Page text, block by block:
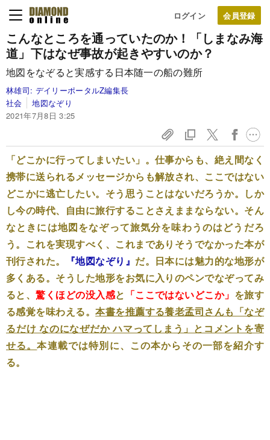
ログイン
こんなところを通っていたのか！
「しまなみ海
道」下はなぜ事故が起きやすいのか？
地図をなぞると実感する日本随一の船の難所
林雄司: デイリーポータルZ編集長
社会
地図なぞり
2021年7月8日 3:25
「どこかに行ってしまいたい」。仕事からも、絶え間なく
携帯に送られるメッセージからも解放され、ここではない
どこかに逃亡したい。そう思うことはないだろうか。しか
し今の時代、自由に旅行することさえままならない。そん
なときには地図をなぞって旅気分を味わうのはどうだろ
う。これを実現すべく、これまでありそうでなかった本が
刊行された。
『地図なぞり』 だ。日本には魅力的な地形が
多くある。そうした地形をお気に入りのペンでなぞってみ
ると、驚くほどの没入感と 「ここではないどこか」 を旅す
る感覚を味わえる。本書を推薦する養老孟司さんも「なぞ
るだけ なのになぜだか ハマってしまう」とコメントを寄
せる。本連載では特別に、この本からその一部を紹介す
る。